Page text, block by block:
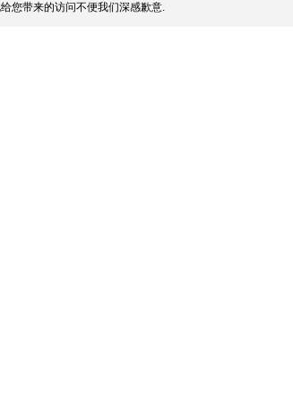
您带来的访问不便我们深感歉意.